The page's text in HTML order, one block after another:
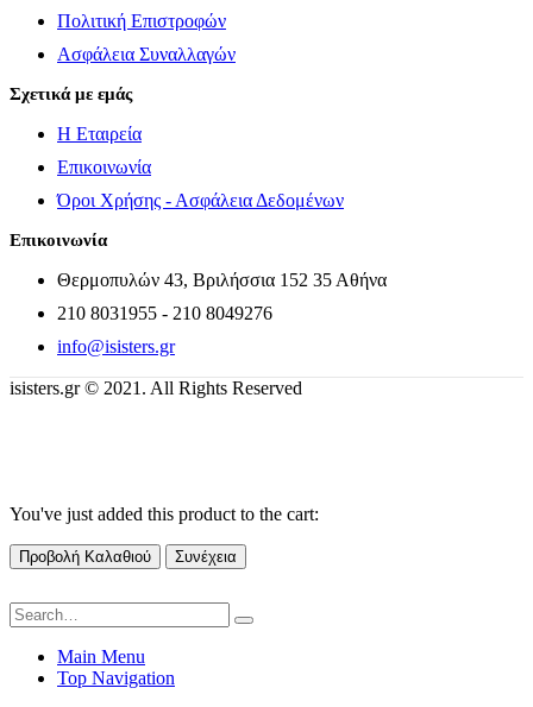
Πολιτική Επιστροφών
Ασφάλεια Συναλλαγών
Σχετικά με εμάς
Η Εταιρεία
Επικοινωνία
Όροι Χρήσης - Ασφάλεια Δεδομένων
Επικοινωνία
Θερμοπυλών 43, Βριλήσσια 152 35 Αθήνα
210 8031955 - 210 8049276
info@isisters.gr
isisters.gr © 2021. All Rights Reserved
You've just added this product to the cart:
Προβολή Καλαθιού Συνέχεια
Main Menu
Top Navigation